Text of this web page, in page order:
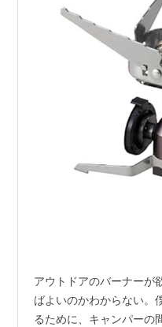
アウトドアのバーナーが
ばよいのかわからない。
るために、キャンパーの